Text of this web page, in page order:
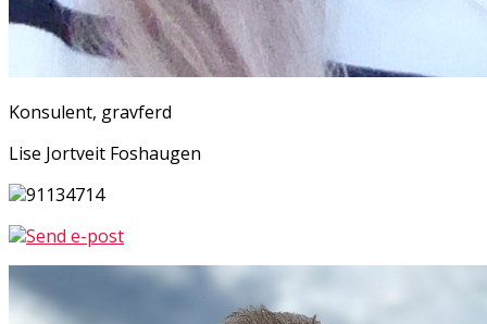
Konsulent, gravferd
Lise Jortveit Foshaugen
91134714
Send e-post